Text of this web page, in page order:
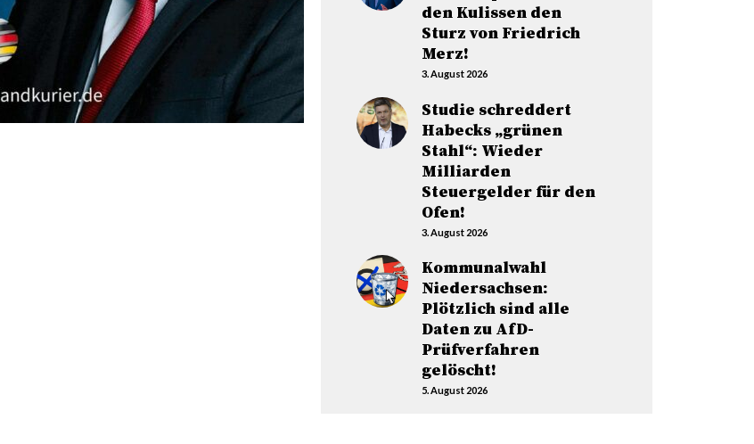
den Kulissen den
Sturz von Friedrich
Merz!
3. August 2026
Studie schreddert
Habecks „grünen
Stahl“: Wieder
Milliarden
Steuergelder für den
Ofen!
3. August 2026
Kommunalwahl
Niedersachsen:
Plötzlich sind alle
Daten zu AfD-
Prüfverfahren
gelöscht!
5. August 2026